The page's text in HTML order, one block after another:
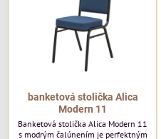
banketová stolička Alica
Modern 11
Banketová stolička Alica Modern 11
s modrým čalúnením je perfektným